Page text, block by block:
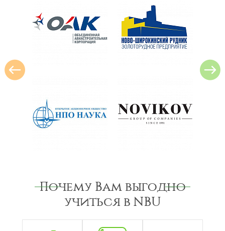
Почему Вам выгодно
учиться в NBU